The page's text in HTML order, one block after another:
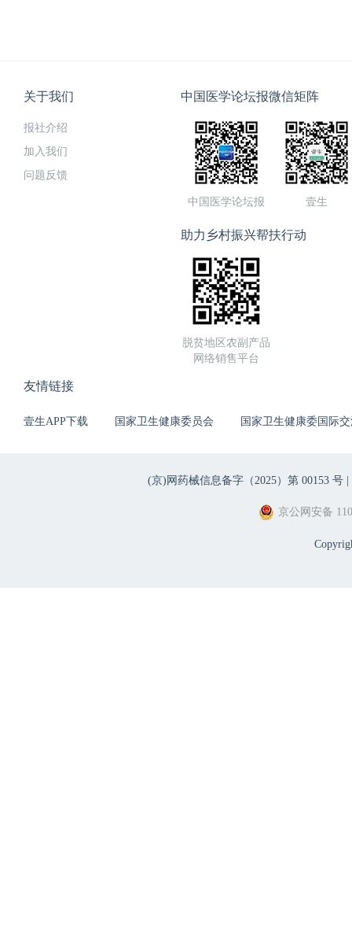
关于我们
报社介绍
加入我们
问题反馈
中国医学论坛报微信矩阵
中国医学论坛报 壹生
助力乡村振兴帮扶行动
脱贫地区农副产品
网络销售平台
友情链接
壹生APP下载 国家卫生健康委员会 国家卫生健康委国际
(京)网药械信息备字（2025）第 00153 号 |
京公网安备